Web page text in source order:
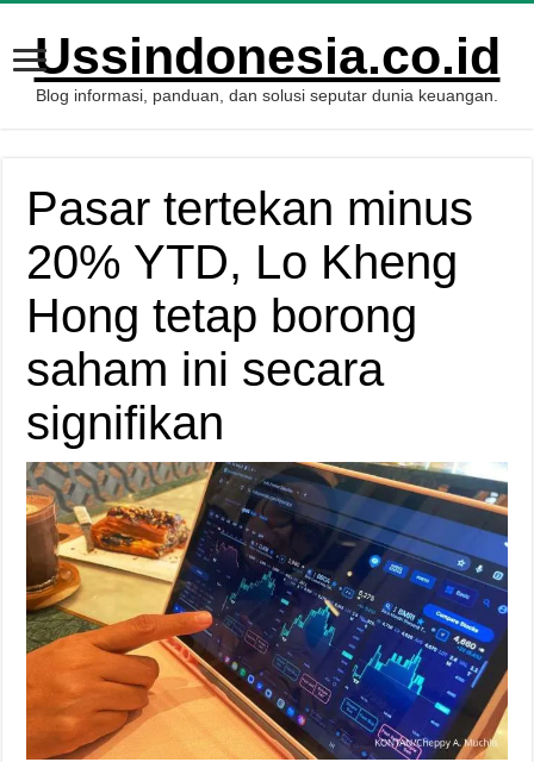
Ussindonesia.co.id
Blog informasi, panduan, dan solusi seputar dunia keuangan.
Pasar tertekan minus
20% YTD, Lo Kheng
Hong tetap borong
saham ini secara
signifikan